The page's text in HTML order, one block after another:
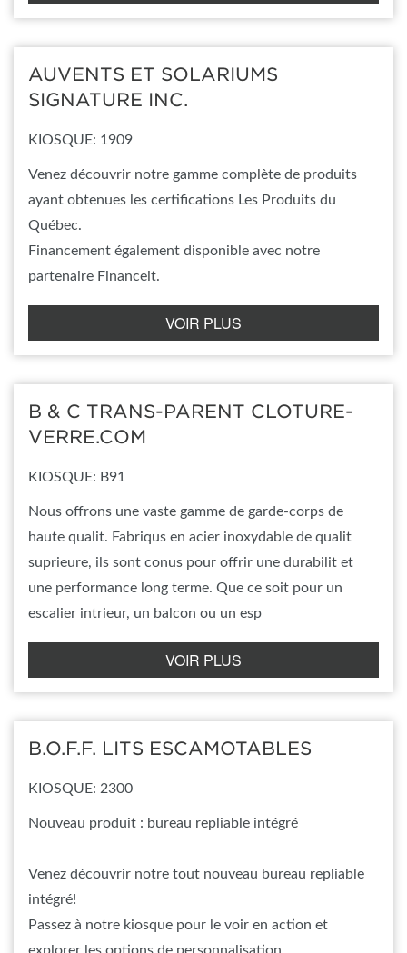
AUVENTS ET SOLARIUMS
SIGNATURE INC.
KIOSQUE: 1909
Venez découvrir notre gamme complète de produits
ayant obtenues les certifications Les Produits du
Québec.
Financement également disponible avec notre
partenaire Financeit.
VOIR PLUS
B & C TRANS-PARENT CLOTURE-
VERRE.COM
KIOSQUE: B91
Nous offrons une vaste gamme de garde-corps de
haute qualit. Fabriqus en acier inoxydable de qualit
suprieure, ils sont conus pour offrir une durabilit et
une performance long terme. Que ce soit pour un
escalier intrieur, un balcon ou un esp
VOIR PLUS
B.O.F.F. LITS ESCAMOTABLES
KIOSQUE: 2300
Nouveau produit : bureau repliable intégré
Venez découvrir notre tout nouveau bureau repliable
intégré!
Passez à notre kiosque pour le voir en action et